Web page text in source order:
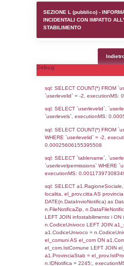
SEZIONE D
CONTROLLO
SEZIONE H
DI CUI
DELLA
SEZIONE L